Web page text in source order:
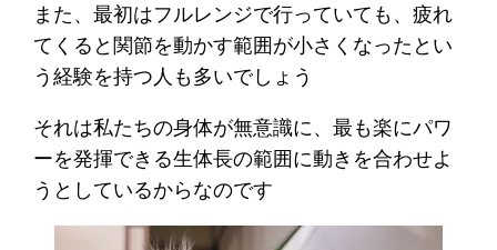
また、最初はフルレンジで行っていても、疲れ
てくると関節を動かす範囲が小さくなったとい
う経験を持つ人も多いでしょう
それは私たちの身体が無意識に、最も楽にパワ
ーを発揮できる生体長の範囲に動きを合わせよ
うとしているからなのです